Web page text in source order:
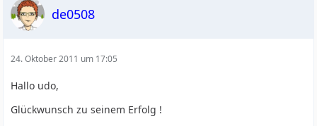
de0508
24. Oktober 2011 um 17:05
Hallo udo,
Glückwunsch zu seinem Erfolg !